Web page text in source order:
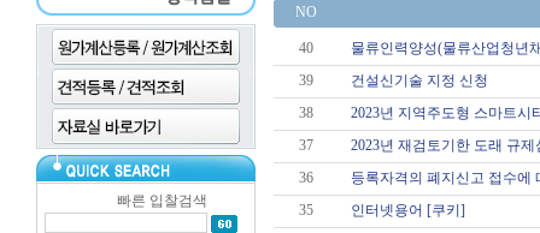
빠른 입찰검색
NO
40
물류인력양성(물류산업청년
39
건설신기술 지정 신청
38
2023년 지역주도형 스마트시
37
2023년 재검토기한 도래 규
36
등록자격의 폐지신고 접수에
35
인터넷용어 [쿠키]